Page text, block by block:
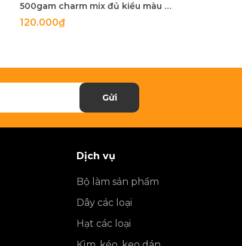
500gam charm mix đủ kiểu màu ngọc trai, hạt charm mix đủ kiểu
120.000₫
Gửi
Dịch vụ
Bộ làm sản phẩm
Dây các loại
Hạt các loại